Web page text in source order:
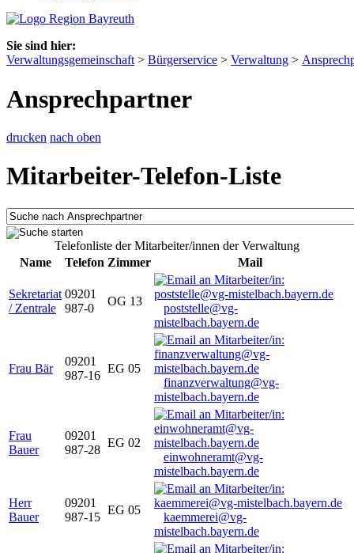
Sie sind hier:
Verwaltungsgemeinschaft > Bürgerservice > Verwaltung >
Ansprechpartner
drucken nach oben
Mitarbeiter-Telefon-Liste
Telefonliste der Mitarbeiter/innen der Verwaltung
Name
Telefon Zimmer Mail
Sekretariat
/ Zentrale
09201
987-0
OG 13
poststelle@vg-
mistelbach.bayern.de
Frau Bär
09201
987-16
EG 05
finanzverwaltung@vg-
mistelbach.bayern.de
Frau
Bauer
09201
987-28
EG 02
einwohneramt@vg-
mistelbach.bayern.de
Herr
Bauer
09201
987-15
EG 05
kaemmerei@vg-
mistelbach.bayern.de